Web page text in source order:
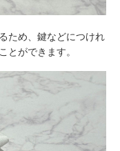
ため、鍵などにつけれ
とができます。